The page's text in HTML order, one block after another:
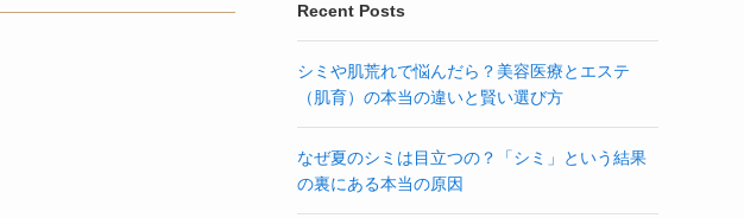
Recent Posts
シミや肌荒れで悩んだら？美容医療とエステ
（肌育）の本当の違いと賢い選び方
なぜ夏のシミは目立つの？「シミ」という結果
の裏にある本当の原因